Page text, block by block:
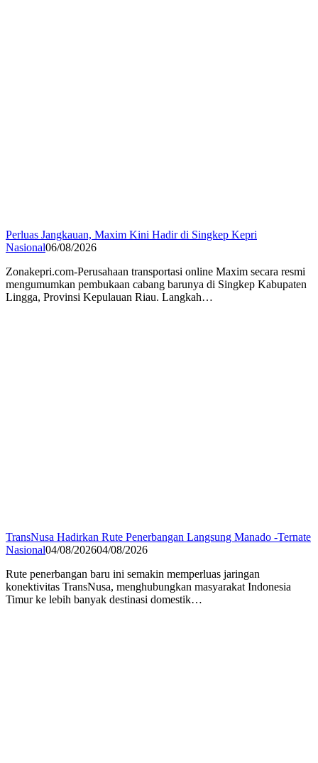
Perluas Jangkauan, Maxim Kini Hadir di Singkep Kepri
Nasional06/08/2026
Zonakepri.com-Perusahaan transportasi online Maxim secara resmi
mengumumkan pembukaan cabang barunya di Singkep Kabupaten
Lingga, Provinsi Kepulauan Riau. Langkah…
TransNusa Hadirkan Rute Penerbangan Langsung Manado -Ternate
Nasional04/08/202604/08/2026
Rute penerbangan baru ini semakin memperluas jaringan
konektivitas TransNusa, menghubungkan masyarakat Indonesia
Timur ke lebih banyak destinasi domestik…